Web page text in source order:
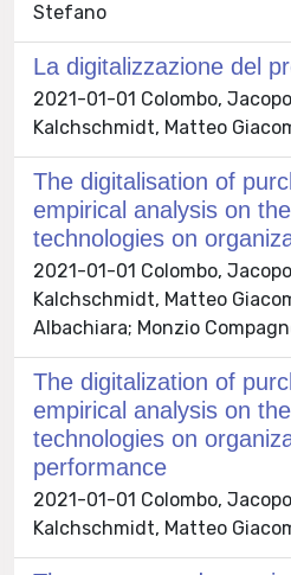
Stefano
La digitalizzazione del
2021-01-01 Colombo,
Kalchschmidt, Matteo
The digitalisation of
empirical analysis on
technologies on
2021-01-01 Colombo,
Kalchschmidt, Matteo
Albachiara; Monzio
The digitalization of
empirical analysis on
technologies on
performance
2021-01-01 Colombo,
Kalchschmidt, Matteo